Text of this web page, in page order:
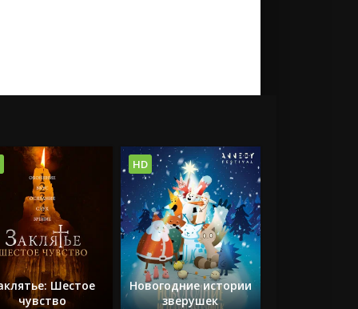
Шестое
чувство
Новогодние истории
зверушек
HD